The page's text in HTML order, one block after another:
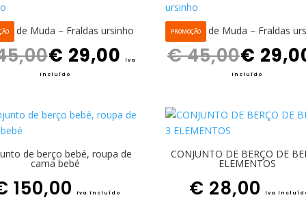
de Muda – Fraldas ursinho
€ 29,00 iva
incluído
PROMOÇÃO
Colchão de Muda – Fraldas
€45,00€
incluído
de berço bebé, roupa de
cama bebé
150,00 iva incluído
CONJUNTO DE BERÇO DE
ELEMENTOS
€ 28,00 iva